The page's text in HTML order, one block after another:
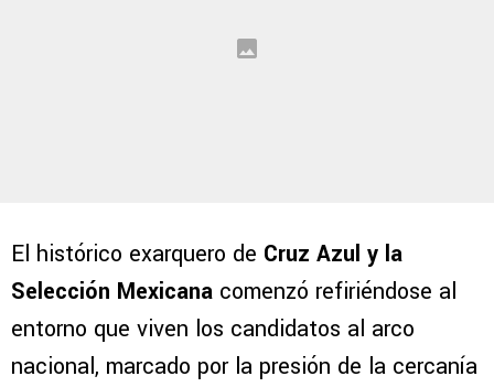
El histórico exarquero de Cruz Azul y la
Selección Mexicana comenzó refiriéndose al
entorno que viven los candidatos al arco
nacional, marcado por la presión de la cercanía